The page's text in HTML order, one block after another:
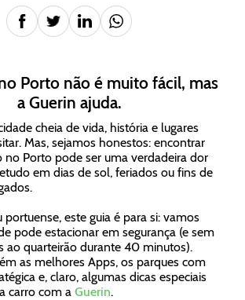
Porto não é muito fácil, mas
a Guerin ajuda.
cheia de vida, história e lugares
Mas, sejamos honestos: encontrar
no Porto pode ser uma verdadeira dor
em dias de sol, feriados ou fins de
portuense, este guia é para si: vamos
pode estacionar em segurança (e sem
ao quarteirão durante 40 minutos).
as melhores Apps, os parques com
e, claro, algumas dicas especiais
carro com a Guerin.